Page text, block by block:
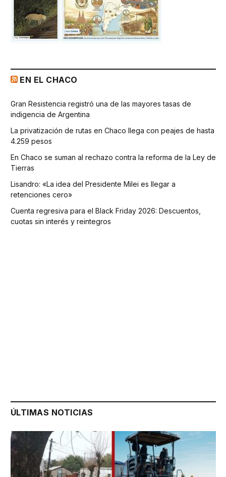
EN EL CHACO
Gran Resistencia registró una de las mayores tasas de
indigencia de Argentina
La privatización de rutas en Chaco llega con peajes de hasta
4.259 pesos
En Chaco se suman al rechazo contra la reforma de la Ley de
Tierras
Lisandro: «La idea del Presidente Milei es llegar a
retenciones cero»
Cuenta regresiva para el Black Friday 2026: Descuentos,
cuotas sin interés y reintegros
ÚLTIMAS NOTICIAS